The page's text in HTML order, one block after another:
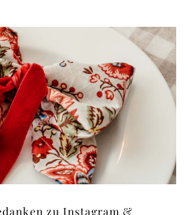
zu Instagram &